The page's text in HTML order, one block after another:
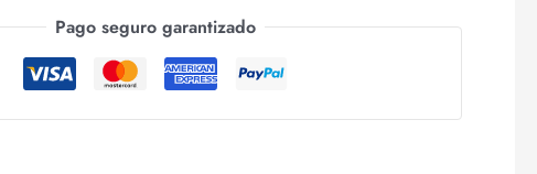
Pago seguro garantizado